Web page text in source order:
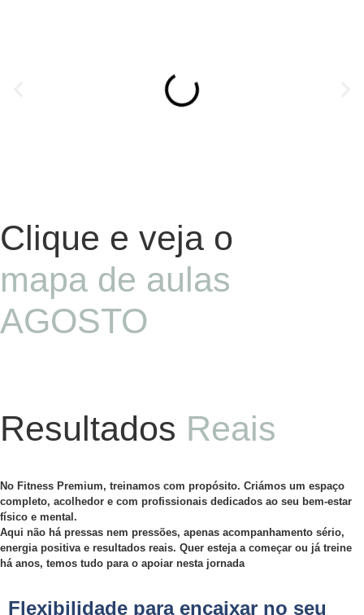
Clique e veja o
mapa de aulas
AGOSTO
Resultados Reais
No Fitness Premium, treinamos com propósito. Criámos um espaço
completo, acolhedor e com profissionais dedicados ao seu bem-estar
físico e mental.
Aqui não há pressas nem pressões, apenas acompanhamento sério,
energia positiva e resultados reais. Quer esteja a começar ou já treine
há anos, temos tudo para o apoiar nesta jornada
Flexibilidade para encaixar no seu